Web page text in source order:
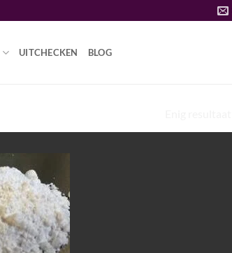
UITCHECKEN BLOG
Add to
wishlist